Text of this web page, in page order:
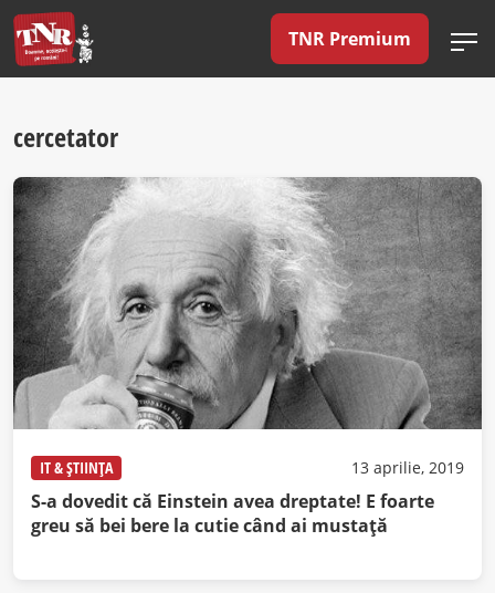
TNR Premium
cercetator
IT & ȘTIINȚA 13 aprilie, 2019
S-a dovedit că Einstein avea dreptate! E foarte
greu să bei bere la cutie când ai mustaţă